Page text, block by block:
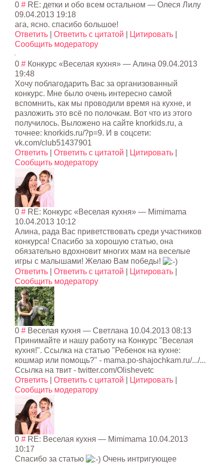
0 # RE: детки и обо всем остальном — Олеся Лилу
09.04.2013 19:18
ага, ясно. спасибо большое!
Ответить
Ответить с цитатой Цитировать
Сообщить модератору
0 # Конкурс «Веселая кухня» — Алина 09.04.2013
19:48
Хочу поблагодарить Вас за организованный
конкурс. Мне было очень интересно самой
вспомнить, как мы проводили время на кухне, и
разложить это всё по полочкам. Вот что из этого
получилось. Выложено на сайте knorkids.ru, а
точнее: knorkids.ru/?p=9. И в соцсети:
vk.com/club51437901
Ответить
Ответить с цитатой Цитировать
Сообщить модератору
0 # RE: Конкурс «Веселая кухня» — Mimimama
10.04.2013 10:12
Алина, рада Вас приветствовать среди участников
конкурса! Спасибо за хорошую статью, она
обязательно вдохновит многих мам на веселые
игры с малышами! Желаю Вам победы!
Ответить
Ответить с цитатой Цитировать
Сообщить модератору
0 # Веселая кухня — Светлана 10.04.2013 08:13
Принимайте и нашу работу на Конкурс "Веселая
кухня!". Ссылка на статью "Ребенок на кухне:
кошмар или помощь?" - mama.po-shajochkam.ru/.../...
Ссылка на твит - twitter.com/Olishevetc
Ответить
Ответить с цитатой Цитировать
Сообщить модератору
0 # RE: Веселая кухня — Mimimama 10.04.2013
10:17
Спасибо за статью
Очень интригующее